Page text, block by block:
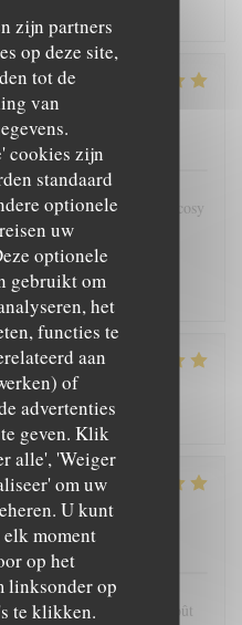
zijn partners
op deze site,
tot de
van
cookies zijn
standaard
optionele
uw
optionele
gebruikt om
het
functies te
aan
of
advertenties
geven. Klik
alle', 'Weiger
om uw
U kunt
moment
op het
linksonder op
te klikken.
:5/5 Kwaliteit / Prijs
Le tout dans un cadre cosy
cette approche de la
sans chichi. Jamais déçue.
Saint-Nazaire!
: 5/5 Kwaliteit / Prijs
: 5 /5 Kwaliteit / Prijs
dans le respect du goût